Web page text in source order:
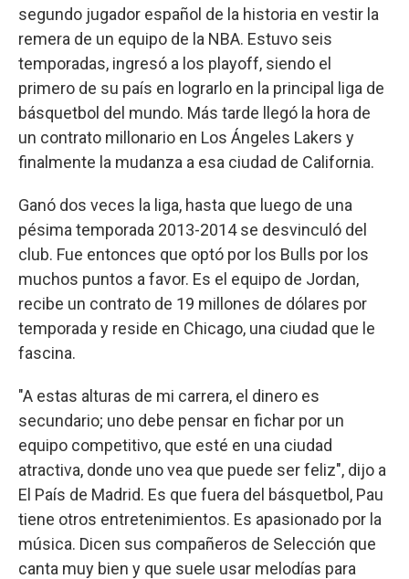
segundo jugador español de la historia en vestir la
remera de un equipo de la NBA. Estuvo seis
temporadas, ingresó a los playoff, siendo el
primero de su país en lograrlo en la principal liga de
básquetbol del mundo. Más tarde llegó la hora de
un contrato millonario en Los Ángeles Lakers y
finalmente la mudanza a esa ciudad de California.
Ganó dos veces la liga, hasta que luego de una
pésima temporada 2013-2014 se desvinculó del
club. Fue entonces que optó por los Bulls por los
muchos puntos a favor. Es el equipo de Jordan,
recibe un contrato de 19 millones de dólares por
temporada y reside en Chicago, una ciudad que le
fascina.
"A estas alturas de mi carrera, el dinero es
secundario; uno debe pensar en fichar por un
equipo competitivo, que esté en una ciudad
atractiva, donde uno vea que puede ser feliz", dijo a
El País de Madrid. Es que fuera del básquetbol, Pau
tiene otros entretenimientos. Es apasionado por la
música. Dicen sus compañeros de Selección que
canta muy bien y que suele usar melodías para